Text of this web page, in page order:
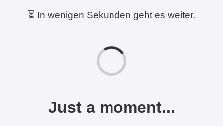
⏳ In wenigen Sekunden geht es weiter.
Just a moment...